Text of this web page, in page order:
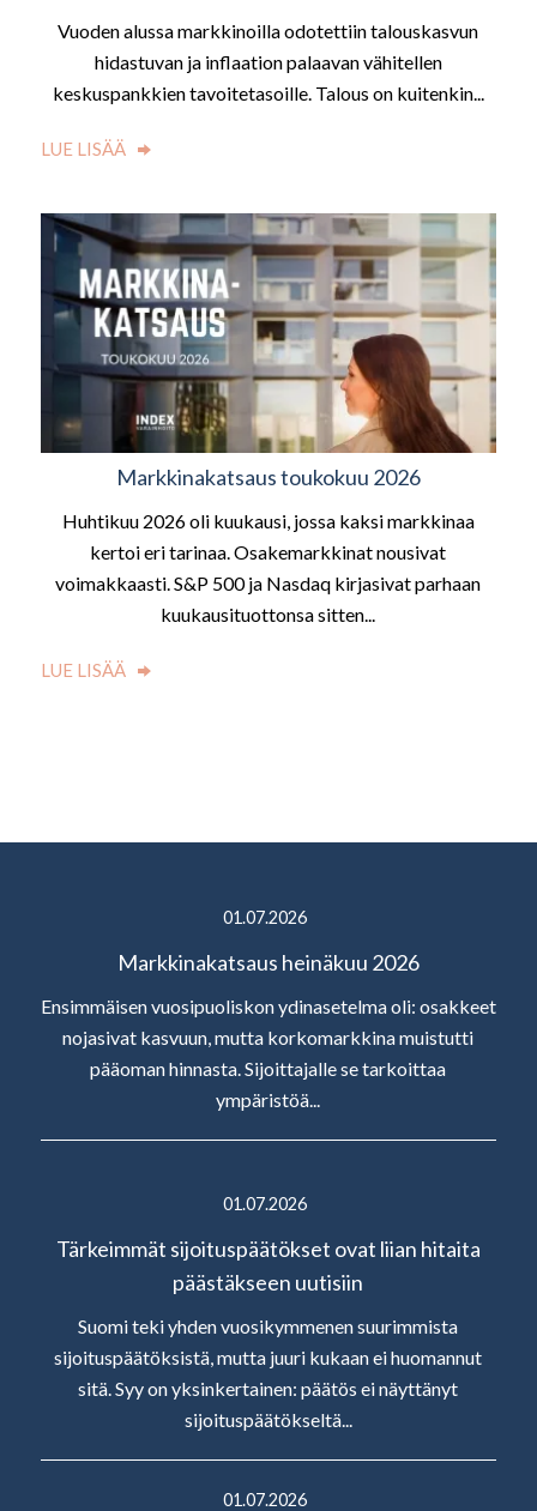
Vuoden alussa markkinoilla odotettiin talouskasvun
hidastuvan ja inflaation palaavan vähitellen
keskuspankkien tavoitetasoille. Talous on kuitenkin...
LUE LISÄÄ
Markkinakatsaus toukokuu 2026
Huhtikuu 2026 oli kuukausi, jossa kaksi markkinaa
kertoi eri tarinaa. Osakemarkkinat nousivat
voimakkaasti. S&P 500 ja Nasdaq kirjasivat parhaan
kuukausituottonsa sitten...
LUE LISÄÄ
01.07.2026
Markkinakatsaus heinäkuu 2026
Ensimmäisen vuosipuoliskon ydinasetelma oli: osakkeet
nojasivat kasvuun, mutta korkomarkkina muistutti
pääoman hinnasta. Sijoittajalle se tarkoittaa
ympäristöä...
01.07.2026
Tärkeimmät sijoituspäätökset ovat liian hitaita
päästäkseen uutisiin
Suomi teki yhden vuosikymmenen suurimmista
sijoituspäätöksistä, mutta juuri kukaan ei huomannut
sitä. Syy on yksinkertainen: päätös ei näyttänyt
sijoituspäätökseltä...
01.07.2026